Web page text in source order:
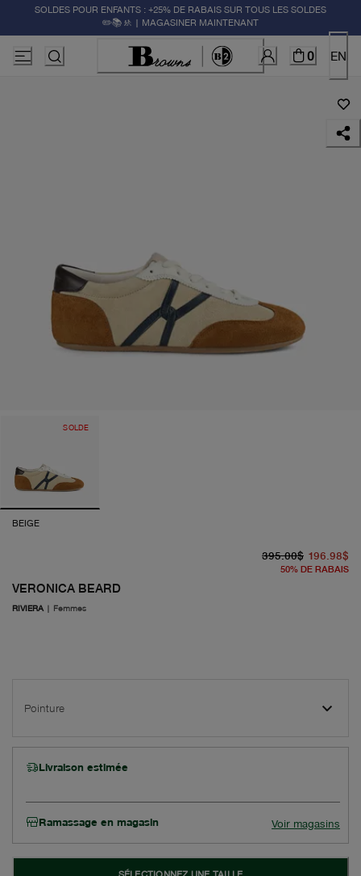
SOLDES POUR ENFANTS : +25% DE RABAIS SUR TOUS LES SOLDES
✏️📚🚸 | MAGASINER MAINTENANT
0 EN
SOLDE
BEIGE
VERONICA BEARD
RIVIERA | Femmes
395.00$ 196.98$
50% DE RABAIS
Pointure
Livraison estimée
Ramassage en magasin Voir magasins